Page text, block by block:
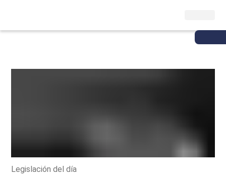
Legislación del día